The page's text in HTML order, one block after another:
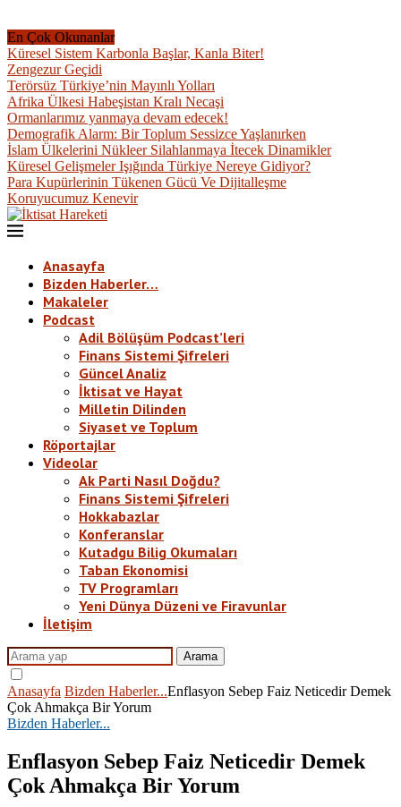
En Çok Okunanlar
Küresel Sistem Karbonla Başlar, Kanla Biter!
Zengezur Geçidi
Terörsüz Türkiye’nin Mayınlı Yolları
Afrika Ülkesi Habeşistan Kralı Necaşi
Ormanlarımız yanmaya devam edecek!
Demografik Alarm: Bir Toplum Sessizce Yaşlanırken
İslam Ülkelerini Nükleer Silahlanmaya İtecek Dinamikler
Küresel Gelişmeler Işığında Türkiye Nereye Gidiyor?
Para Kupürlerinin Tükenen Gücü Ve Dijitalleşme
Koruyucumuz Kenevir
Anasayfa
Bizden Haberler…
Makaleler
Podcast
Adil Bölüşüm Podcast’leri
Finans Sistemi Şifreleri
Güncel Analiz
İktisat ve Hayat
Milletin Dilinden
Siyaset ve Toplum
Röportajlar
Videolar
Ak Parti Nasıl Doğdu?
Finans Sistemi Şifreleri
Hokkabazlar
Konferanslar
Kutadgu Bilig Okumaları
Taban Ekonomisi
TV Programları
Yeni Dünya Düzeni ve Firavunlar
İletişim
Arama
Anasayfa Bizden Haberler...Enflasyon Sebep Faiz Neticedir Demek
Çok Ahmakça Bir Yorum
Bizden Haberler...
Enflasyon Sebep Faiz Neticedir Demek
Çok Ahmakça Bir Yorum